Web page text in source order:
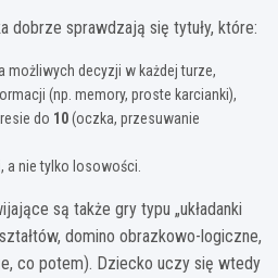
dobrze sprawdzają się tytuły, które:
możliwych decyzji w każdej turze,
(np. memory, proste karcianki),
do 10(oczka, przesuwanie
, a nie tylko losowości.
są także gry typu „układanki
domino obrazkowo-logiczne,
co potem). Dziecko uczy się wtedy